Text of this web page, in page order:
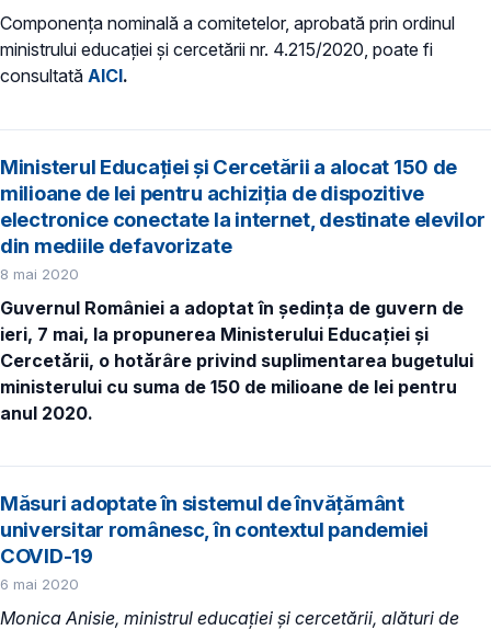
Componența nominală a comitetelor, aprobată prin ordinul
ministrului educației și cercetării nr. 4.215/2020, poate fi
consultată AICI.
Ministerul Educației și Cercetării a alocat 150 de
milioane de lei pentru achiziția de dispozitive
electronice conectate la internet, destinate elevilor
din mediile defavorizate
8 mai 2020
Guvernul României a adoptat în ședința de guvern de
ieri, 7 mai, la propunerea Ministerului Educației și
Cercetării, o hotărâre privind suplimentarea bugetului
ministerului cu suma de 150 de milioane de lei pentru
anul 2020.
Măsuri adoptate în sistemul de învățământ
universitar românesc, în contextul pandemiei
COVID-19
6 mai 2020
Monica Anisie, ministrul educației și cercetării, alături de